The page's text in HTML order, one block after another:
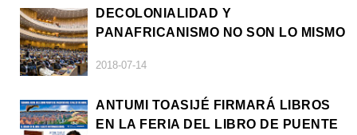
DECOLONIALIDAD Y
PANAFRICANISMO NO SON LO MISMO
2018-07-14
ANTUMI TOASIJÉ FIRMARÁ LIBROS
EN LA FERIA DEL LIBRO DE PUENTE